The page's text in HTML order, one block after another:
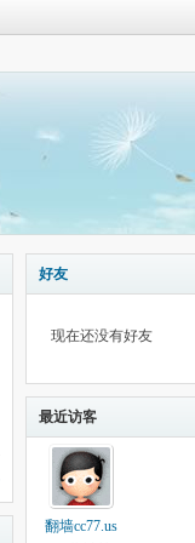
好友
现在还没有好友
最近访客
翻墙cc77.us